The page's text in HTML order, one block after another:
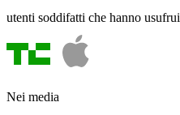
utenti soddifatti che hanno
Nei media